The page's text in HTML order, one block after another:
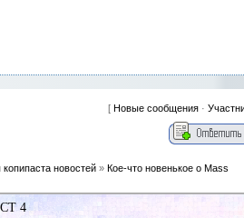
[ Новые сообщения ·
новостей » Кое-что новенькое о Mass
4